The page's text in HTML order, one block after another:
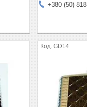
+380 (50)
GD14